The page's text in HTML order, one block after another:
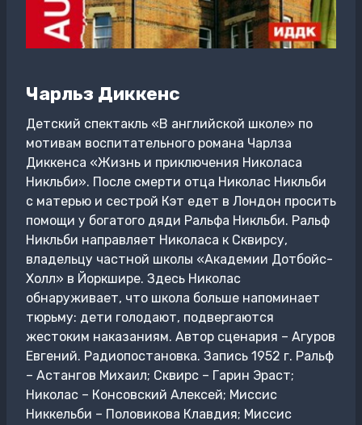
Чарльз Диккенс
Детский спектакль «В английской школе» по
мотивам воспитательного романа Чарлза
Диккенса «Жизнь и приключения Николаса
Никльби». После смерти отца Николас Никльби
с матерью и сестрой Кэт едет в Лондон просить
помощи у богатого дяди Ральфа Никльби. Ральф
Никльби направляет Николаса к Сквирсу,
владельцу частной школы «Академии Дотбойс-
Холл» в Йоркшире. Здесь Николас
обнаруживает, что школа больше напоминает
тюрьму: дети голодают, подвергаются
жестоким наказаниям. Автор сценария – Агуров
Евгений. Радиопостановка. Запись 1952 г. Ральф
– Астангов Михаил; Сквирс – Гарин Эраст;
Николас – Консовский Алексей; Миссис
Никкельби – Половикова Клавдия; Миссис